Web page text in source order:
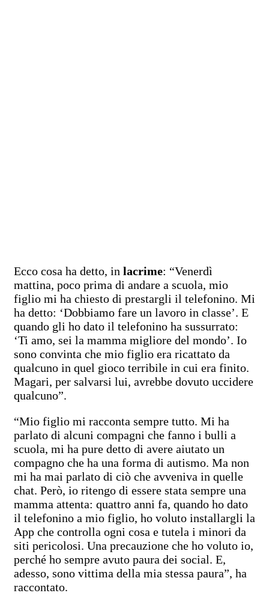
Ecco cosa ha detto, in lacrime: “Venerdì
mattina, poco prima di andare a scuola, mio
figlio mi ha chiesto di prestargli il telefonino. Mi
ha detto: ‘Dobbiamo fare un lavoro in classe’. E
quando gli ho dato il telefonino ha sussurrato:
‘Ti amo, sei la mamma migliore del mondo’. Io
sono convinta che mio figlio era ricattato da
qualcuno in quel gioco terribile in cui era finito.
Magari, per salvarsi lui, avrebbe dovuto uccidere
qualcuno”.
“Mio figlio mi racconta sempre tutto. Mi ha
parlato di alcuni compagni che fanno i bulli a
scuola, mi ha pure detto di avere aiutato un
compagno che ha una forma di autismo. Ma non
mi ha mai parlato di ciò che avveniva in quelle
chat. Però, io ritengo di essere stata sempre una
mamma attenta: quattro anni fa, quando ho dato
il telefonino a mio figlio, ho voluto installargli la
App che controlla ogni cosa e tutela i minori da
siti pericolosi. Una precauzione che ho voluto io,
perché ho sempre avuto paura dei social. E,
adesso, sono vittima della mia stessa paura”, ha
raccontato.